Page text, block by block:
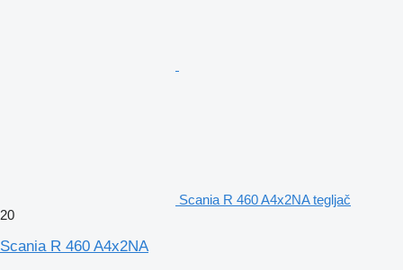
Scania R 460 A4x2NA tegljač
20
Scania R 460 A4x2NA